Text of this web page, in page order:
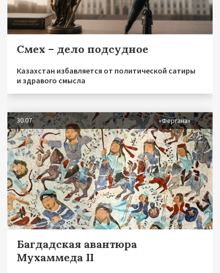
Смех – дело подсудное
Казахстан избавляется от политической сатиры
и здравого смысла
30.07 «Фергана»
Багдадская авантюра
Мухаммеда II